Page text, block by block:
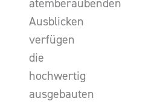
atemberaubenden
Ausblicken
verfügen
die
hochwertig
ausgebauten